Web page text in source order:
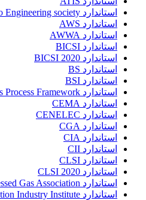
استاندارد Audio Engineering society
استاندارد AWS
استاندارد AWWA
استاندارد BICSI
استاندارد BICSI 2020
استاندارد BS
استاندارد BSI
استاندارد Business Process Framework
استاندارد CEMA
استاندارد CENELEC
استاندارد CGA
استاندارد CIA
استاندارد CII
استاندارد CLSI
استاندارد CLSI 2020
استاندارد Compressed Gas Association
استاندارد Construction Industry Institute